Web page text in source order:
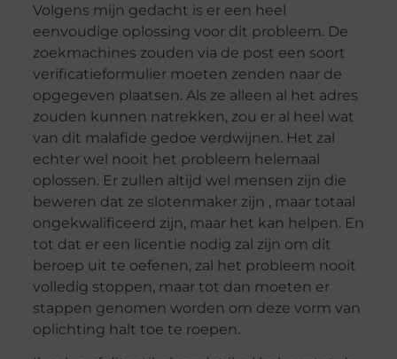
Volgens mijn gedacht is er een heel
eenvoudige oplossing voor dit probleem. De
zoekmachines zouden via de post een soort
verificatieformulier moeten zenden naar de
opgegeven plaatsen. Als ze alleen al het adres
zouden kunnen natrekken, zou er al heel wat
van dit malafide gedoe verdwijnen. Het zal
echter wel nooit het probleem helemaal
oplossen. Er zullen altijd wel mensen zijn die
beweren dat ze slotenmaker zijn , maar totaal
ongekwalificeerd zijn, maar het kan helpen. En
tot dat er een licentie nodig zal zijn om dit
beroep uit te oefenen, zal het probleem nooit
volledig stoppen, maar tot dan moeten er
stappen genomen worden om deze vorm van
oplichting halt toe te roepen.